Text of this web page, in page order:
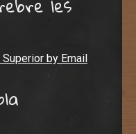
by Email